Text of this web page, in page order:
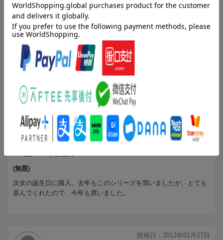
ブックスのレビュー（11件）
投稿日：2013年03月22日
評価： 2
購入者さん
見本がないと難しい
他の方のコメント通り、見本がないので難しいです。
ことばの勉強にはなりません。
投稿日：2012年10月26日
評価： 4
クロ1270
(無題)
次女の誕生日に購入。去年もこのシリーズを買いましたが、とても
喜んでくれたので、今年も買いました。
投稿日：2012年01月27日